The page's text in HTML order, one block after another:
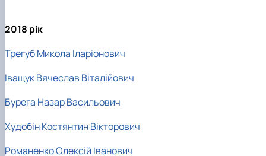
2018 рік
Трегуб Микола Іларіонович
Іващук Вячеслав Віталійович
Бурега Назар Васильович
Худобін Костянтин Вікторович
Романенко Олексій Іванович